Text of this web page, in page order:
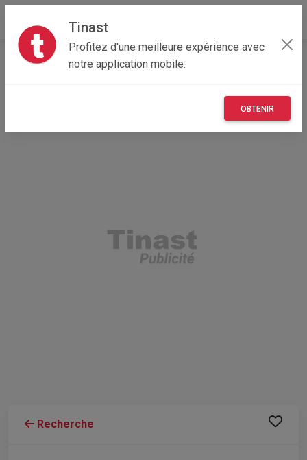
Tinast
Profitez d'une meilleure expérience avec
notre application mobile.
OBTENIR
Accueil Immobilier Occitanie
Recherche